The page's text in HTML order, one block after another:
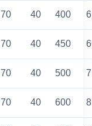
70 40 400
70 40 450
70 40 500
70 40 600